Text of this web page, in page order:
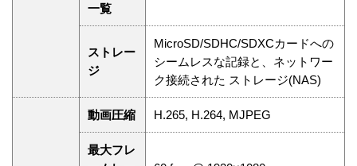
一覧
ストレー
ジ
MicroSD/SDHC/SDXCカードへの
シームレスな記録と、ネットワー
ク接続された ストレージ(NAS)
動画圧縮 H.265, H.264, MJPEG
最大フレ